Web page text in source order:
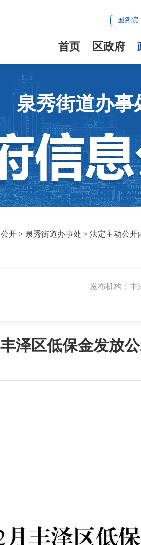
国务院
首页 区政府
泉秀街道办事
开> 泉秀街道办事处 > 法定主动公开
发布机构：丰
泽区低保金发放